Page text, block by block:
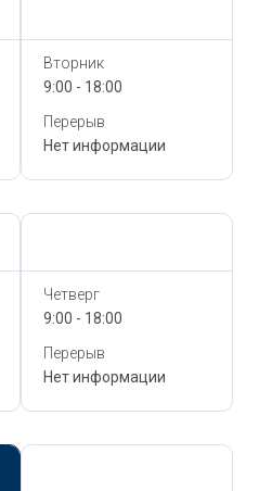
Вторник
9:00 - 18:00
Перерыв
Нет информации
Четверг
9:00 - 18:00
Перерыв
Нет информации